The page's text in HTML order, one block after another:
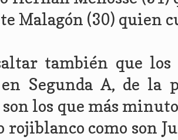
Malagón (30) quien
también que
Segunda A, de la
los que más
rojiblanco como son